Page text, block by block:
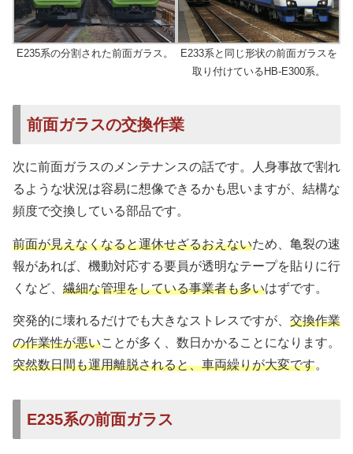
E235系の分割された前面ガラス。
E233系と同じ形状の前面ガラスを
取り付けているHB-E300系。
前面ガラスの交換作業
次に前面ガラスのメンテナンスの話です。人身事故で割れ
るような状況は容易に想像できるかも思いますが、結構な
頻度で交換している部品です。
前面が見えなくなると運休せざるおえないため、亀裂の速
報があれば、機動対応する要員が透明なテープを貼りに行
くなど、 繊細な管理をしている事業者も多いはずです。
突発的に壊れるだけでも大きなストレスですが、 交換作業
の作業性が悪いことが多く、数日かかることになります。
突然数日間も運用離脱されると、車両繰りが大変です。
E235系の前面ガラス